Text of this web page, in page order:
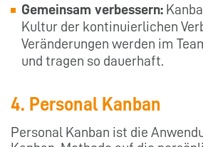
Gemeinsam verbessern:
Kultur der kontinuierlichen
Veränderungen werden im
und tragen so dauerhaft.
4. Personal Kanban
Personal Kanban ist die